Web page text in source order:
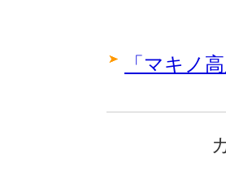
「マキノ